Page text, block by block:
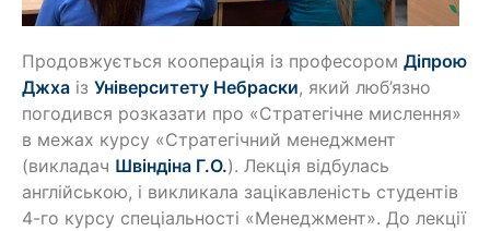
Продовжується кооперація із професором Діпрою
Джха із Університету Небраски, який люб’язно
погодився розказати про «Стратегічне мислення»
в межах курсу «Стратегічний менеджмент
(викладач Швіндіна Г.О.). Лекція відбулась
англійською, і викликала зацікавленість студентів
4-го курсу спеціальності «Менеджмент». До лекції